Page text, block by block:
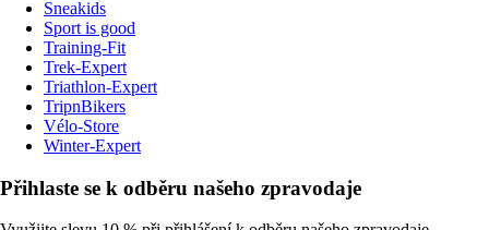
Sneakids
Sport is good
Training-Fit
Trek-Expert
Triathlon-Expert
TripnBikers
Vélo-Store
Winter-Expert
Přihlaste se k odběru našeho zpravodaje